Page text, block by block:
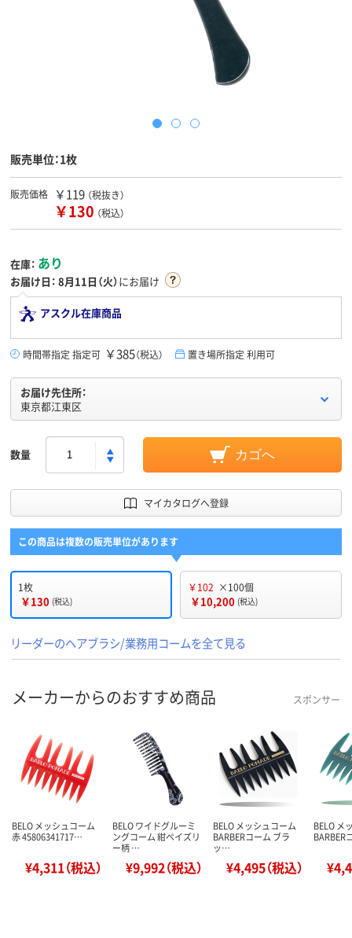
販売単位：1枚
販売価格 ￥119 （税抜き）
￥130 （税込）
在庫： あり
お届け日： 8月11日（火）にお届け
アスクル在庫商品
時間帯指定 指定可 ￥385（税込） 置き場所指定 利用可
お届け先住所：
東京都江東区
数量 カゴへ
マイカタログへ登録
この商品は複数の販売単位があります
1枚
￥130 (税込)
￥102 ×100個
￥10,200 (税込)
リーダーのヘアブラシ/業務用コームを全て見る
メーカーからのおすすめ商品 スポンサー
BELO メッシュコーム
赤 45806341717…
¥4,311（税込）
BELO ワイドグルーミ
ングコーム 紺ペイズリ
ー柄 …
¥9,992（税込）
BELO メッシュコーム
BARBERコーム ブラ
ッ…
¥4,495（税込）
BELO メ
BARBER